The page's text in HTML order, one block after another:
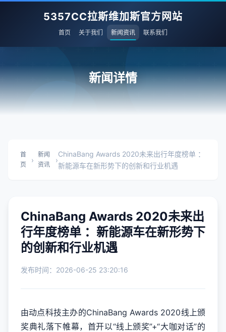
5357CC拉斯维加斯官方网站
首页 关于我们 新闻资讯 联系我们
新闻详情
首
页
›
新闻
资讯
›
ChinaBang Awards 2020未来出行年度榜单 ：
新能源车在新形势下的创新和行业机遇
ChinaBang Awards 2020未来出
行年度榜单 ：新能源车在新形势下
的创新和行业机遇
发布时间：2026-06-25 23:20:16
由动点科技主办的ChinaBang Awards 2020线上颁
奖典礼落下帷幕，首开以“线上颁奖”+“大咖对话”的